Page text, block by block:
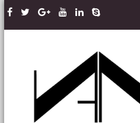
Skip to content